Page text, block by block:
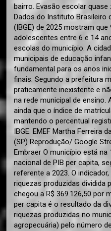
bairro. Evasão escolar
Dados do Instituto Brasileiro
(IBGE) de 2025 mostram que
adolescentes entre 6 e 14
escolas do município. A
municipais de educação
fundamental para os anos
finais. Segundo a prefeitura
praticamente inexistente e
na rede municipal de
ainda que o índice de
mantendo o percentual
IBGE. EMEF Martha Ferreira
(SP) Reprodução/ Google
Embraer O município está na
nacional de PIB per capita,
referente a 2023. O
riquezas produzidas dividida
chegou a R$ 369.126,50 por
per capita é o resultado da
riquezas produzidas no
agropecuária) pelo número